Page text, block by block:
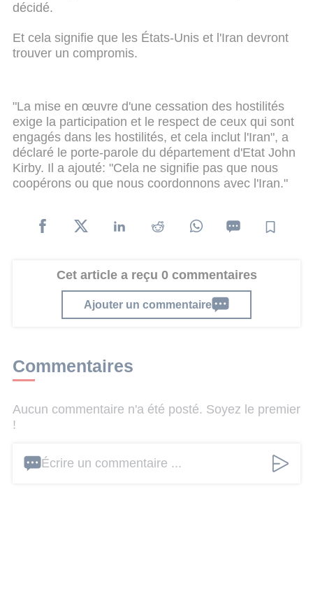
décidé.
Et cela signifie que les États-Unis et l'Iran devront
trouver un compromis.
"La mise en œuvre d'une cessation des hostilités
exige la participation et le respect de ceux qui sont
engagés dans les hostilités, et cela inclut l'Iran", a
déclaré le porte-parole du département d'Etat John
Kirby. Il a ajouté: "Cela ne signifie pas que nous
coopérons ou que nous coordonnons avec l'Iran."
Cet article a reçu 0 commentaires
Ajouter un commentaire
Commentaires
Aucun commentaire n'a été posté. Soyez le premier
!
Écrire un commentaire ...